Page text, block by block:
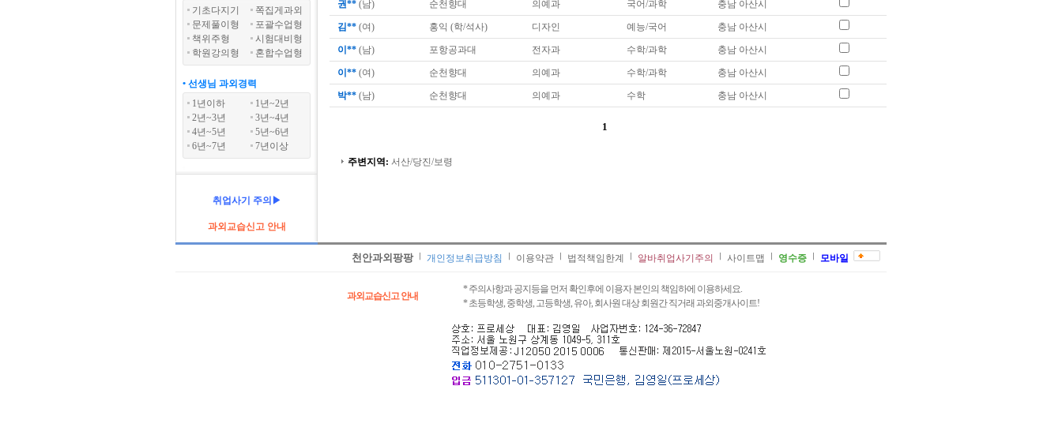
기초다지기
쪽집게과외
문제풀이형
포괄수업형
책위주형
시험대비형
학원강의형
혼합수업형
• 선생님 과외경력
1년이하
1년~2년
2년~3년
3년~4년
4년~5년
5년~6년
6년~7년
7년이상
취업사기 주의▶
과외교습신고 안내
권** (남) 순천향대 의예과 국어/과학 충남 아산시
김** (여) 홍익 (학/석사) 디자인 예능/국어 충남 아산시
이** (남) 포항공과대 전자과 수학/과학 충남 아산시
이** (여) 순천향대 의예과 수학/과학 충남 아산시
박** (남) 순천향대 의예과 수학 충남 아산시
1
주변지역: 서산/당진/보령
천안과외팡팡 개인정보취급방침 이용약관 법적책임한계 알바취업사기주의 사이트맵 영수증 모바일
과외교습신고 안내
* 주의사항과 공지등을 먼저 확인후에 이용자 본인의 책임하에 이용하세요.
* 초등학생, 중학생, 고등학생, 유아, 회사원 대상 회원간 직거래 과외중개사이트!